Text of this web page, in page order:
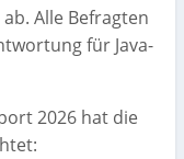
Alle Befragten
für Java-
2026 hat die